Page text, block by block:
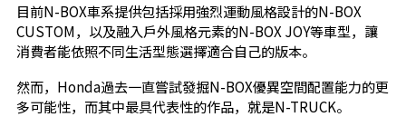
目前N-BOX車系提供包括採用強烈運動風格設計的N-BOX
CUSTOM，以及融入戶外風格元素的N-BOX JOY等車型，讓
消費者能依照不同生活型態選擇適合自己的版本。
然而，Honda過去一直嘗試發掘N-BOX優異空間配置能力的更
多可能性，而其中最具代表性的作品，就是N-TRUCK。